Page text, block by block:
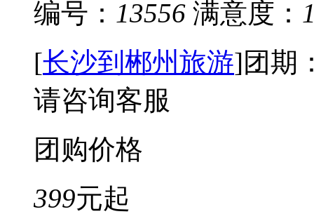
编号： 13556 满意度：
[长沙到郴州旅游]团期
请咨询客服
团购价格
399元起